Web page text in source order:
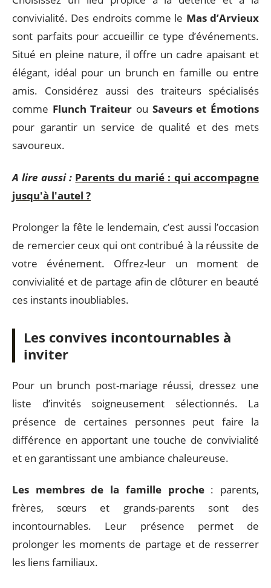
convivialité. Des endroits comme le Mas d’Arvieux
sont parfaits pour accueillir ce type d’événements.
Situé en pleine nature, il offre un cadre apaisant et
élégant, idéal pour un brunch en famille ou entre
amis. Considérez aussi des traiteurs spécialisés
comme Flunch Traiteur ou Saveurs et Émotions
pour garantir un service de qualité et des mets
savoureux.
A lire aussi : Parents du marié : qui accompagne
jusqu'à l'autel ?
Prolonger la fête le lendemain, c’est aussi l’occasion
de remercier ceux qui ont contribué à la réussite de
votre événement. Offrez-leur un moment de
convivialité et de partage afin de clôturer en beauté
ces instants inoubliables.
Les convives incontournables à
inviter
Pour un brunch post-mariage réussi, dressez une
liste d’invités soigneusement sélectionnés. La
présence de certaines personnes peut faire la
différence en apportant une touche de convivialité
et en garantissant une ambiance chaleureuse.
Les membres de la famille proche: parents,
frères, sœurs et grands-parents sont des
incontournables. Leur présence permet de
prolonger les moments de partage et de resserrer
les liens familiaux.